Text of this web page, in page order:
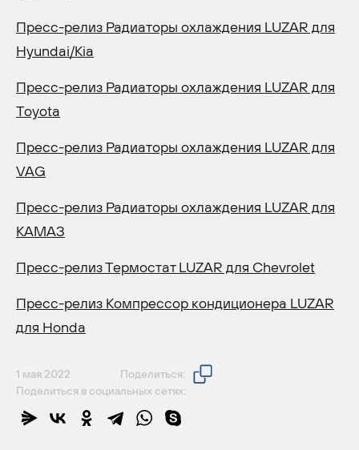
Пресс-релиз Радиаторы охлаждения LUZAR для
Hyundai/Kia
Пресс-релиз Радиаторы охлаждения LUZAR для
Toyota
Пресс-релиз Радиаторы охлаждения LUZAR для
VAG
Пресс-релиз Радиаторы охлаждения LUZAR для
КАМАЗ
Пресс-релиз Термостат LUZAR для Chevrolet
Пресс-релиз Компрессор кондиционера LUZAR
для Honda
1 мая 2022
Поделиться:
Поделиться в социальных сетях: